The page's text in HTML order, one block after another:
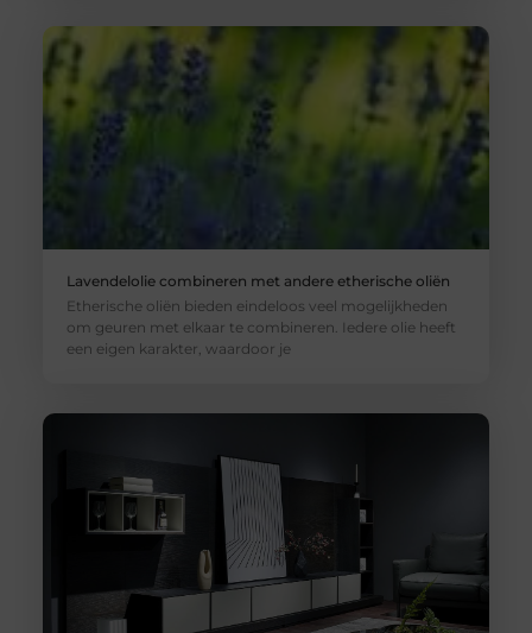
Lavendelolie combineren met andere etherische oliën
Etherische oliën bieden eindeloos veel mogelijkheden
om geuren met elkaar te combineren. Iedere olie heeft
een eigen karakter, waardoor je